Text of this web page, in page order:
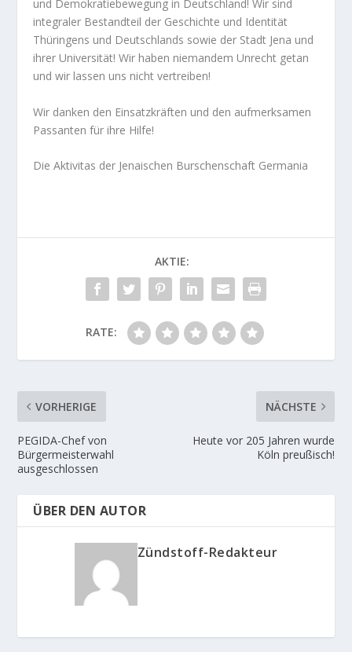
und Demokratiebewegung in Deutschland! Wir sind
integraler Bestandteil der Geschichte und Identität
Thüringens und Deutschlands sowie der Stadt Jena und
ihrer Universität! Wir haben niemandem Unrecht getan
und wir lassen uns nicht vertreiben!
Wir danken den Einsatzkräften und den aufmerksamen
Passanten für ihre Hilfe!
Die Aktivitas der Jenaischen Burschenschaft Germania
AKTIE:
RATE:
VORHERIGE
PEGIDA-Chef von
Bürgermeisterwahl
ausgeschlossen
NÄCHSTE
Heute vor 205 Jahren wurde
Köln preußisch!
ÜBER DEN AUTOR
Zündstoff-Redakteur